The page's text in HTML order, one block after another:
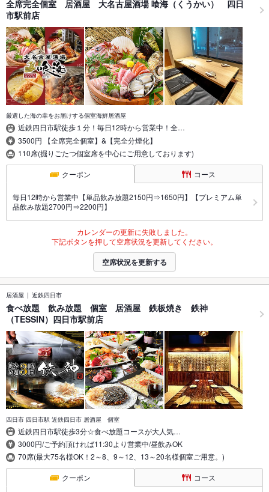
全席完全個室 居酒屋 大名古屋酒場 喰海（くうかい） 四日
市駅前店
厳選した海の幸をお届けする個室海鮮居酒屋
近鉄四日市駅徒歩１分！毎日12時から営業中！全…
3500円 【全席完全個室】&【完全分煙化】
110席(掘りごたつ個室席を中心にご用意しております)
クーポン コース
毎日12時から営業中【単品飲み放題2150円⇒1650円】【プレミアム単
品飲み放題2700円⇒2200円】
カレンダーの更新に失敗しました。
下記ボタンを押して空席状況を更新してください。
空席状況を更新する
居酒屋 近鉄四日市
食べ放題 飲み放題 個室 居酒屋 鉄板焼き 鉄神
（TESSIN）四日市駅前店
四日市 四日市駅 近鉄四日市 居酒屋 個室
近鉄四日市駅徒歩3分☆食べ放題コースが大人気…
3000円/ご予約頂ければ11:30より営業中/昼飲みOK
70席(最大75名様OK！2～8、9～12、13～20名様個室ご用意。)
クーポン コース